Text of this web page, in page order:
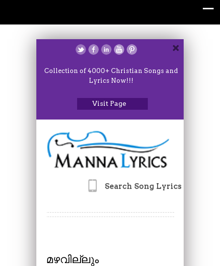
Collection of 4000+ Christian Songs and
Lyrics Now!!!
Visit Page
Search Song Lyrics
മഴവില്ലും